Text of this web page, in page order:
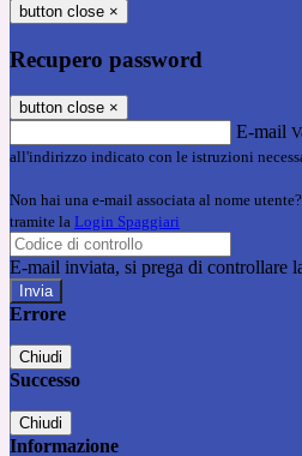
button close ×
Recupero password
button close ×
E-mail
all'indirizzo indicato con le istruzioni
Non hai una e-mail associata al nome
tramite la Login Spaggiari
E-mail inviata, si prega di controllare
Errore
Chiudi
Successo
Chiudi
Informazione